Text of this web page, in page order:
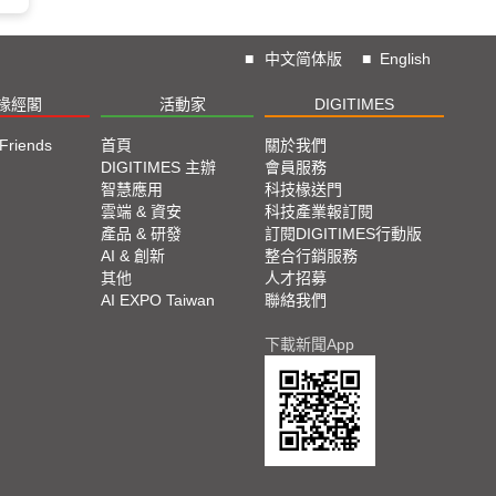
■ 中文简体版 ■ English
經閣 活動家 DIGITIMES
首頁
DIGITIMES 主辦
智慧應用
雲端 & 資安
產品 & 研發
AI & 創新
其他
AI EXPO Taiwan
關於我們
會員服務
科技椽送門
科技產業報訂閱
訂閱DIGITIMES行動版
整合行銷服務
人才招募
聯絡我們
下載新聞App